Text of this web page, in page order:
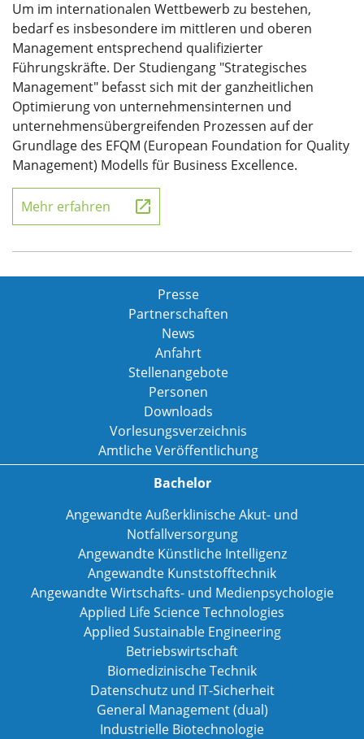
Um im internationalen Wettbewerb zu bestehen,
bedarf es insbesondere im mittleren und oberen
Management entsprechend qualifizierter
Führungskräfte. Der Studiengang "Strategisches
Management" befasst sich mit der ganzheitlichen
Optimierung von unternehmensinternen und
unternehmensübergreifenden Prozessen auf der
Grundlage des EFQM (European Foundation for Quality
Management) Modells für Business Excellence.
Mehr erfahren
Presse
Partnerschaften
News
Anfahrt
Stellenangebote
Personen
Downloads
Vorlesungsverzeichnis
Amtliche Veröffentlichung
Bachelor
Angewandte Außerklinische Akut- und
Notfallversorgung
Angewandte Künstliche Intelligenz
Angewandte Kunststofftechnik
Angewandte Wirtschafts- und Medienpsychologie
Applied Life Science Technologies
Applied Sustainable Engineering
Betriebswirtschaft
Biomedizinische Technik
Datenschutz und IT-Sicherheit
General Management (dual)
Industrielle Biotechnologie